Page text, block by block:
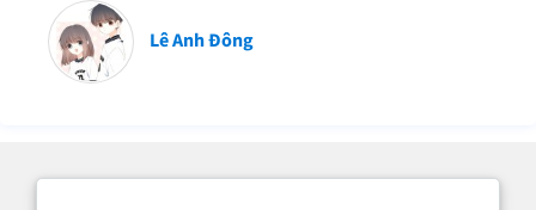
Lê Anh Đông